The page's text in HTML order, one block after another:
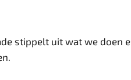
stippelt uit wat we